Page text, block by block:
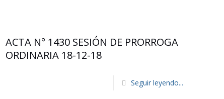
ACTA N° 1430 SESIÓN DE PRORROGA
ORDINARIA 18-12-18
Seguir leyendo...